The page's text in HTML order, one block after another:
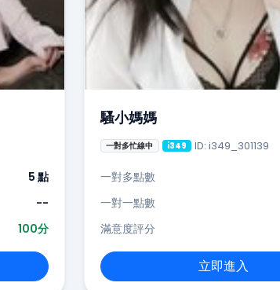
5 點
--
100分
騷小媽媽
一對多忙線中 i349 ID: i349_301139
一對多點數
一對一點數
滿意度評分
立即進入